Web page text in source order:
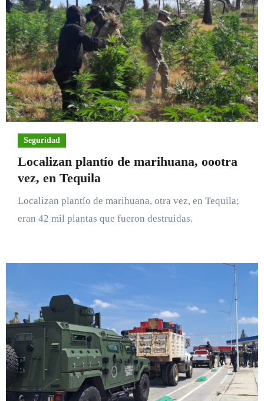
Seguridad
Localizan plantío de marihuana, oootra
vez, en Tequila
Localizan plantío de marihuana, otra vez, en Tequila;
eran 42 mil plantas que fueron destruidas.